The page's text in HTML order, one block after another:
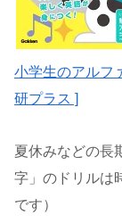
小学生のアルフ
研プラス ]
夏休みなどの長
字」のドリルは
です）